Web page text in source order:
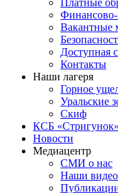
Финансово-
Вакантные
Доступная
Контакты
Наши лагеря
Горное
Уральские
Скиф
КСБ «Стригунок»
Новости
Медиацентр
СМИ о нас
Наши видео